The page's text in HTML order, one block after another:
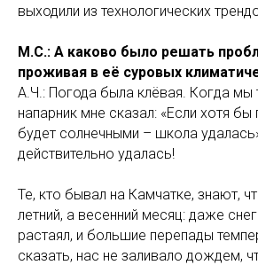
выходили из технологических
М.С.: А каково было решать
проживая в её суровых
А.Ч.: Погода была клëвая. Когда мы
напарник мне сказал: «Если хотя бы
будет солнечными – школа
действительно удалась!
Те, кто бывал на Камчатке, знают,
летний, а весенний месяц: даже
растаял, и большие перепады
сказать, нас не заливало дождем,